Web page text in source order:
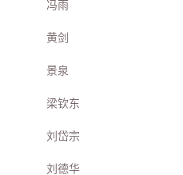
冯雨
黄剑
景泉
梁钦东
刘岱宗
刘德华